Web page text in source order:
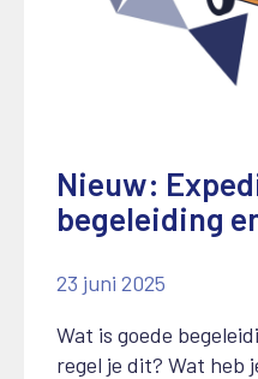
Nieuw:
begeleiding
23 juni 2025
Wat is goede
regel je dit? Wat heb